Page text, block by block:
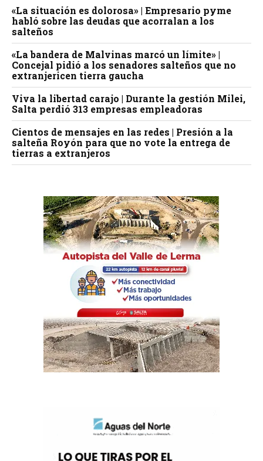
«La situación es dolorosa» | Empresario pyme
habló sobre las deudas que acorralan a los
salteños
«La bandera de Malvinas marcó un límite» |
Concejal pidió a los senadores salteños que no
extranjericen tierra gaucha
Viva la libertad carajo | Durante la gestión Milei,
Salta perdió 313 empresas empleadoras
Cientos de mensajes en las redes | Presión a la
salteña Royón para que no vote la entrega de
tierras a extranjeros